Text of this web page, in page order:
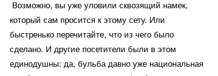
Возможно, вы уже уловили сквозящий намек,
который сам просится к этому сету. Или
быстренько перечитайте, что из чего было
сделано. И другие посетители были в этом
единодушны: да, бульба давно уже национальная